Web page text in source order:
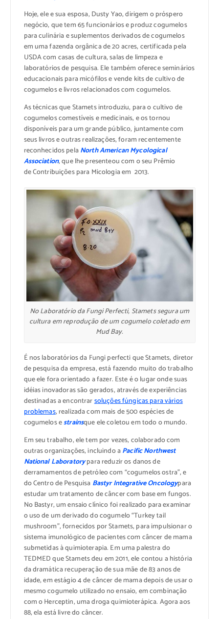
Hoje, ele e sua esposa, Dusty Yao, dirigem o próspero
negócio, que tem 65 funcionários e produz cogumelos
para culinária e suplementos derivados de cogumelos
em uma fazenda orgânica de 20 acres, certificada pela
USDA com casas de cultura, salas de limpeza e
laboratórios de pesquisa. Ele também oferece seminários
educacionais para micófilos e vende kits de cultivo de
cogumelos e livros relacionados com cogumelos.
As técnicas que Stamets introduziu, para o cultivo de
cogumelos comestíveis e medicinais, e os tornou
disponíveis para um grande público, juntamente com
seus livros e outras realizações, foram recentemente
reconhecidos pelaNorth American Mycological
Association, que lhe presenteou com o seu Prêmio
de Contribuições para Micologia em 2013.
No Laboratório da Fungi Perfecti, Stamets segura um
cultura em reprodução de um cogumelo coletado em
Mud Bay.
É nos laboratórios da Fungi perfecti que Stamets, diretor
de pesquisa da empresa, está fazendo muito do trabalho
que ele fora orientado a fazer. Este é o lugar onde suas
idéias inovadoras são gerados, através de experiências
destinadas a encontrarsoluções fúngicas para vários
problemas, realizada com mais de 500 espécies de
cogumelos estrainsque ele coletou em todo o mundo.
Em seu trabalho, ele tem por vezes, colaborado com
outras organizações, incluindo aPacific Northwest
National Laboratorypara reduzir os danos de
derramamentos de petróleo com “cogumelos ostra”, e
do Centro de Pesquisa Bastyr Integrative Oncologypara
estudar um tratamento de câncer com base em fungos.
No Bastyr, um ensaio clínico foi realizado para examinar
o uso de um derivado do cogumelo “Turkey tail
mushroom”, fornecidos por Stamets, para impulsionar o
sistema imunológico de pacientes com câncer de mama
submetidas à quimioterapia. Em uma palestra do
TEDMED que Stamets deu em 2011, ele contou a história
da dramática recuperação de sua mãe de 83 anos de
idade, em estágio 4 de câncer de mama depois de usar o
mesmo cogumelo utilizado no ensaio, em combinação
com o Herceptin, uma droga quimioterápica. Agora aos
88, ela está livre do câncer.